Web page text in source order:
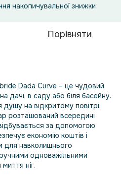
накопичувальної знижки
Порівняти
Dada Curve – це чудовий
дачі, в саду або біля басейну.
на відкритому повітрі.
розташований всередині
за допомогою
економію коштів і
для навколишнього
одноважільними
ніг.